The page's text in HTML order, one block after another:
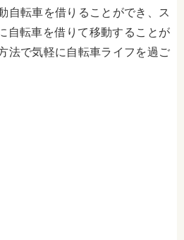
自転車を借りることができ、ス
自転車を借りて移動することが
法で気軽に自転車ライフを過ご